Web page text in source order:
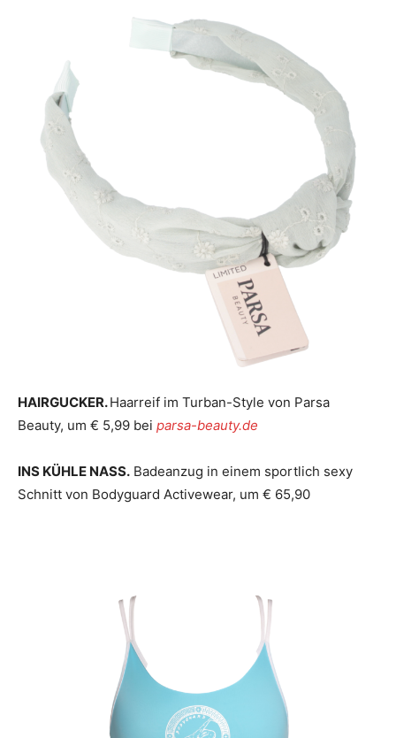
HAIRGUCKER.Haarreif im Turban-Style von Parsa
Beauty, um € 5,99 bei parsa-beauty.de
INS KÜHLE NASS. Badeanzug in einem sportlich sexy
Schnitt von Bodyguard Activewear, um € 65,90